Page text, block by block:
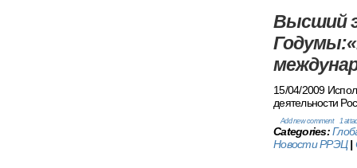
Высший
15/04/2009
деятельности
Add new comment 1
Categories:
Новости РРЭЦ|